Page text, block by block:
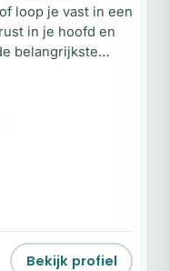
loop je vast in een
in je hoofd en
belangrijkste
hypnotherapeut
help ik je om
zodat je ruimte
en balans.
Bekijk profiel